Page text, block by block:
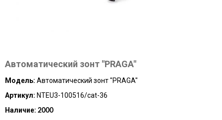
Автоматический зонт "PRAGA"
Модель: Автоматический зонт "PRAGA"
Артикул: NTEU3-100516/cat-36
Наличие: 2000